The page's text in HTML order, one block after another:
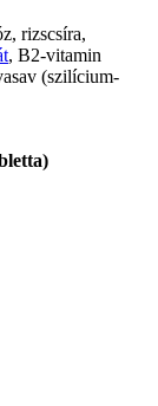
rizscsíra,
, B2-vitamin
(szilícium-